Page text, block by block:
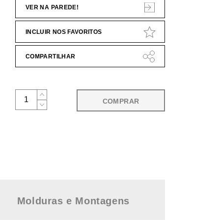
VER NA PAREDE!
INCLUIR NOS FAVORITOS
COMPARTILHAR
COMPRAR
Molduras e Montagens